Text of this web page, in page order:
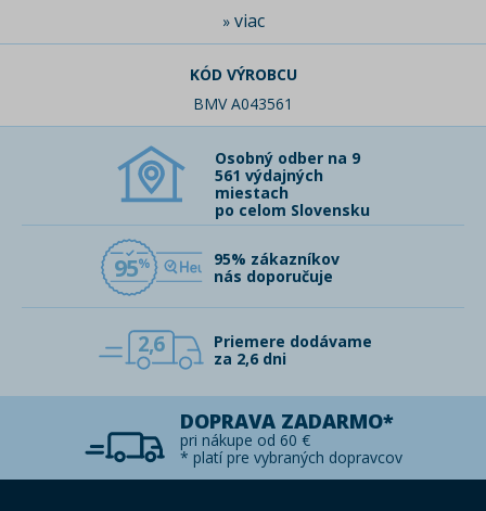
» viac
KÓD VÝROBCU
BMV A043561
Osobný odber na 9
561 výdajných
miestach
po celom Slovensku
95
95% zákazníkov
nás doporučuje
2,6
Priemere dodávame
za 2,6 dni
DOPRAVA ZADARMO*
pri nákupe od 60 €
* platí pre vybraných dopravcov